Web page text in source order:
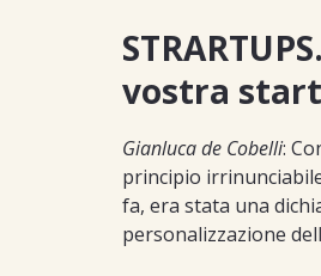
vostra
Gianluca de Cobelli:
principio
fa, era stata una
personalizzazione